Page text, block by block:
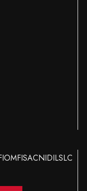
FISACNIDILSLC